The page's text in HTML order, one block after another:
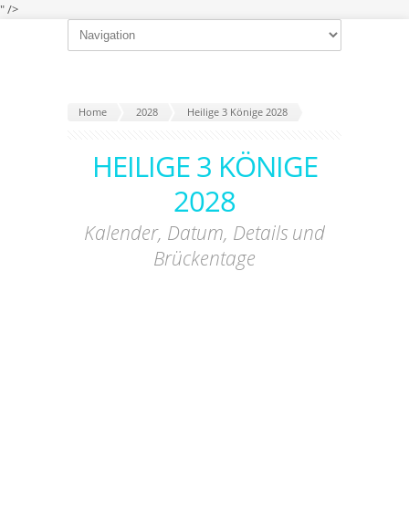
" />
Home 2028 Heilige 3 Könige 2028
HEILIGE 3 KÖNIGE
2028
Kalender, Datum, Details und
Brückentage